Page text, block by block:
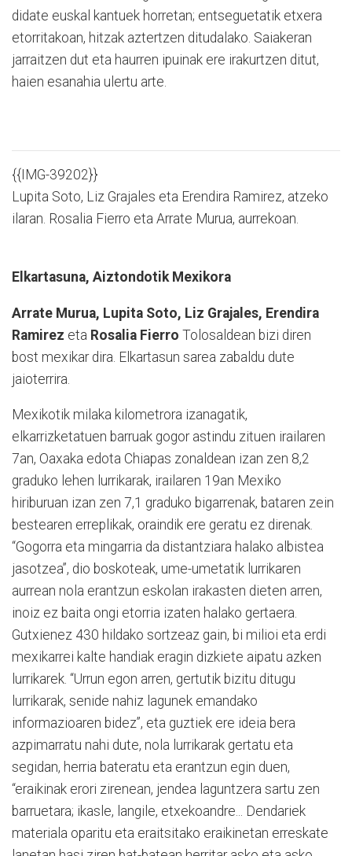
didate euskal kantuek horretan; entseguetatik etxera
etorritakoan, hitzak aztertzen ditudalako. Saiakeran
jarraitzen dut eta haurren ipuinak ere irakurtzen ditut,
haien esanahia ulertu arte.
{{IMG-39202}}
Lupita Soto, Liz Grajales eta Erendira Ramirez, atzeko
ilaran. Rosalia Fierro eta Arrate Murua, aurrekoan.
Elkartasuna, Aiztondotik Mexikora
Arrate Murua, Lupita Soto, Liz Grajales, Erendira
Ramirez eta Rosalia Fierro Tolosaldean bizi diren
bost mexikar dira. Elkartasun sarea zabaldu dute
jaioterrira.
Mexikotik milaka kilometrora izanagatik,
elkarrizketatuen barruak gogor astindu zituen irailaren
7an, Oaxaka edota Chiapas zonaldean izan zen 8,2
graduko lehen lurrikarak, irailaren 19an Mexiko
hiriburuan izan zen 7,1 graduko bigarrenak, bataren zein
bestearen erreplikak, oraindik ere geratu ez direnak.
“Gogorra eta mingarria da distantziara halako albistea
jasotzea”, dio boskoteak, ume-umetatik lurrikaren
aurrean nola erantzun eskolan irakasten dieten arren,
inoiz ez baita ongi etorria izaten halako gertaera.
Gutxienez 430 hildako sortzeaz gain, bi milioi eta erdi
mexikarrei kalte handiak eragin dizkiete aipatu azken
lurrikarek. “Urrun egon arren, gertutik bizitu ditugu
lurrikarak, senide nahiz lagunek emandako
informazioaren bidez”, eta guztiek ere ideia bera
azpimarratu nahi dute, nola lurrikarak gertatu eta
segidan, herria bateratu eta erantzun egin duen,
“eraikinak erori zirenean, jendea laguntzera sartu zen
barruetara; ikasle, langile, etxekoandre... Dendariek
materiala oparitu eta eraitsitako eraikinetan erreskate